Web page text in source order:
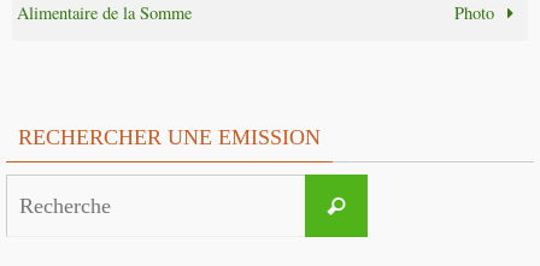
Alimentaire de la Somme
Photo
RECHERCHER UNE EMISSION
Recherche